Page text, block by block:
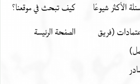
الأكثر شيوعًا
(فريق
كيف تبحث في موقعنا؟
الصفحة الرئيسة